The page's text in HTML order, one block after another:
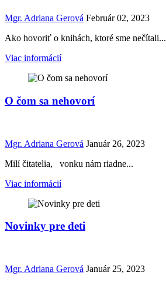
Mgr. Adriana Gerová Február 02, 2023
Ako hovoriť o knihách, ktoré sme nečítali...
Viac informácií
O čom sa nehovorí
Mgr. Adriana Gerová Január 26, 2023
Milí čitatelia, vonku nám riadne...
Viac informácií
Novinky pre deti
Mgr. Adriana Gerová Január 25, 2023